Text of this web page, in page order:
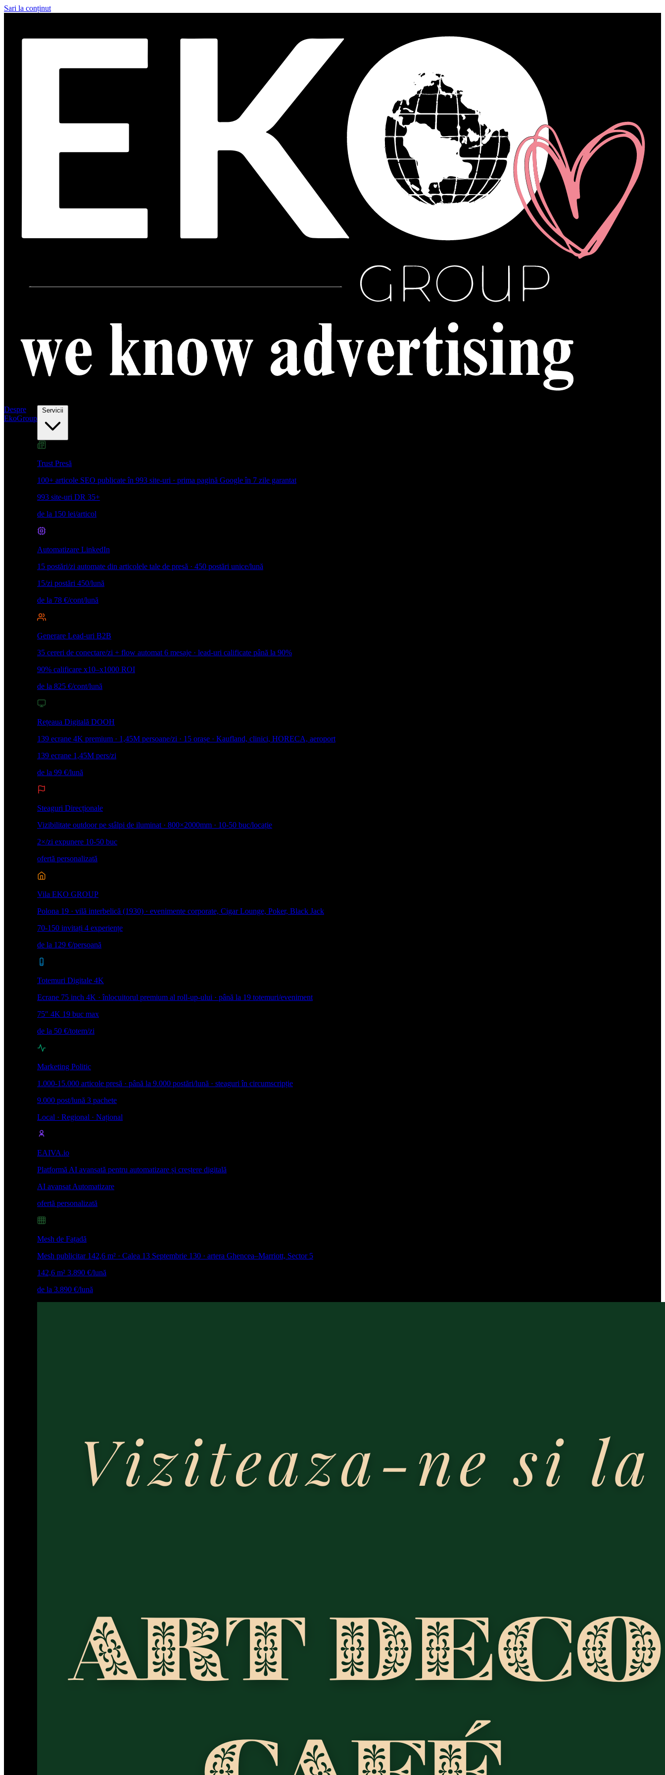
Sari la conținut
Despre
EkoGroup
Servicii
Trust Presă
100+ articole SEO publicate în 993 site-uri · prima pagină Google în 7 zile garantat
993 site-uri DR 35+
de la 150 lei/articol
Automatizare LinkedIn
15 postări/zi automate din articolele tale de presă · 450 postări unice/lună
15/zi postări 450/lună
de la 78 €/cont/lună
Generare Lead-uri B2B
35 cereri de conectare/zi + flow automat 6 mesaje · lead-uri calificate până la 90%
90% calificare x10–x1000 ROI
de la 825 €/cont/lună
Rețeaua Digitală DOOH
139 ecrane 4K premium · 1,45M persoane/zi · 15 orașe · Kaufland, clinici, HORECA, aeroport
139 ecrane 1,45M pers/zi
de la 99 €/lună
Steaguri Direcționale
Vizibilitate outdoor pe stâlpi de iluminat · 800×2000mm · 10-50 buc/locație
2×/zi expunere 10-50 buc
ofertă personalizată
Vila EKO GROUP
Polona 19 · vilă interbelică (1930) · evenimente corporate, Cigar Lounge, Poker, Black Jack
70-150 invitați 4 experiențe
de la 129 €/persoană
Totemuri Digitale 4K
Ecrane 75 inch 4K · înlocuitorul premium al roll-up-ului · până la 19 totemuri/eveniment
75″ 4K 19 buc max
de la 50 €/totem/zi
Marketing Politic
1.000-15.000 articole presă · până la 9.000 postări/lună · steaguri în circumscripție
9.000 post/lună 3 pachete
Local · Regional · Național
EAIVA.io
Platformă AI avansată pentru automatizare și creștere digitală
AI avansat Automatizare
ofertă personalizată
Mesh de Fațadă
Mesh publicitar 142,6 m² · Calea 13 Septembrie 130 · artera Ghencea–Marriott, Sector 5
142,6 m² 3.890 €/lună
de la 3.890 €/lună